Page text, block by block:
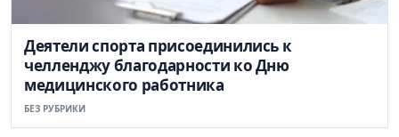
Деятели спорта присоединились к
челленджу благодарности ко Дню
медицинского работника
БЕЗ РУБРИКИ